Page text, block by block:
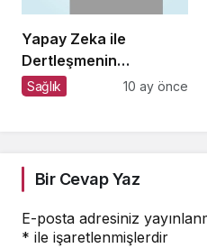
Yapay Zeka ile
Dertleşmenin
Görünmeyen
Sağlık 10 ay önce
Bir Cevap Yaz
E-posta adresiniz
* ile işaretlenmişlerdir